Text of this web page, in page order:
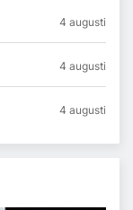
4 augusti
4 augusti
4 augusti